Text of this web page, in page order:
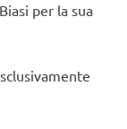
per la sua